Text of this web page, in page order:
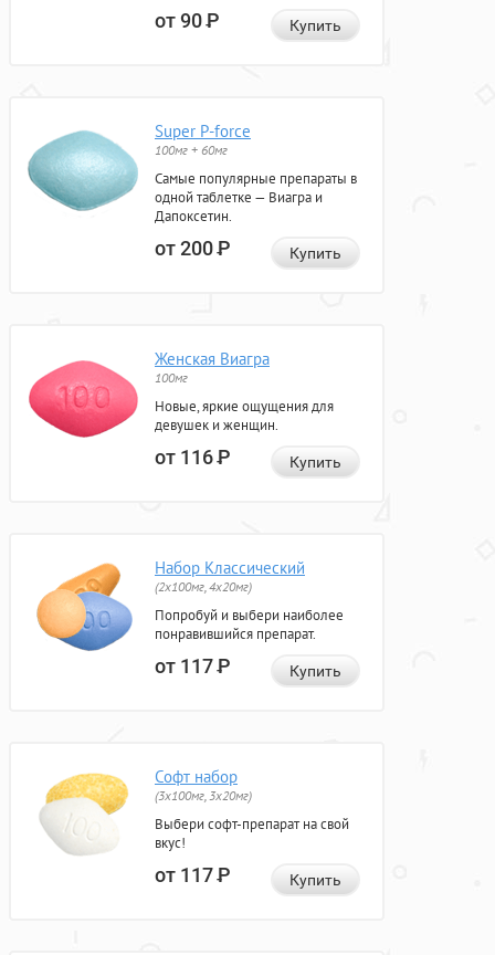
от 90Р Купить
Super P-force
100мг + 60мг
Самые популярные препараты в
одной таблетке — Виагра и
Дапоксетин.
от 200Р Купить
Женская Виагра
100мг
Новые, яркие ощущения для
девушек и женщин.
от 116Р Купить
Набор Классический
(2x100мг, 4x20мг)
Попробуй и выбери наиболее
понравившийся препарат.
от 117Р Купить
Софт набор
(3x100мг, 3x20мг)
Выбери софт-препарат на свой
вкус!
от 117Р Купить